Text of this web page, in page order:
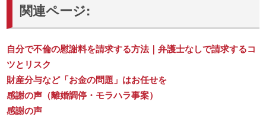
関連ページ:
自分で不倫の慰謝料を請求する方法｜弁護士なしで請求するコ
ツとリスク
財産分与など「お金の問題」はお任せを
感謝の声（離婚調停・モラハラ事案）
感謝の声